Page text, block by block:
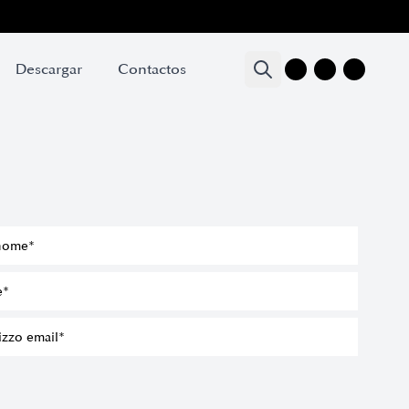
Descargar Contactos
Descargar Contactos